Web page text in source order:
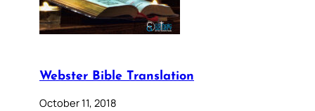
Webster Bible Translation
October 11, 2018